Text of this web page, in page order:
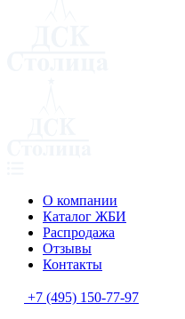
О компании
Каталог ЖБИ
Распродажа
Отзывы
Контакты
+7 (495) 150-77-97